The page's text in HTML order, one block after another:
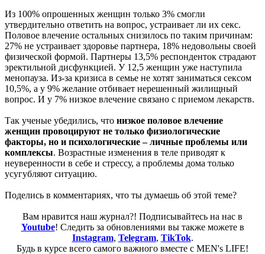
Из 100% опрошенных женщин только 3% смогли
утвердительно ответить на вопрос, устраивает ли их секс.
Половое влечение остальных снизилось по таким причинам:
27% не устраивает здоровье партнера, 18% недовольны своей
физической формой. Партнеры 13,5% респонденток страдают
эректильной дисфункцией. У 12,5 женщин уже наступила
менопауза. Из-за кризиса в семье не хотят заниматься сексом
10,5%, а у 9% желание отбивает нерешенный жилищный
вопрос. И у 7% низкое влечение связано с приемом лекарств.
Так ученые убедились, что низкое половое влечение
женщин провоцируют не только физиологические
факторы, но и психологические – личные проблемы или
комплексы. Возрастные изменения в теле приводят к
неуверенности в себе и стрессу, а проблемы дома только
усугубляют ситуацию.
Поделись в комментариях, что ты думаешь об этой теме?
Вам нравится наш журнал?! Подписывайтесь на нас в
Youtube! Следить за обновлениями вы также можете в
Instagram, Telegram, TikTok.
Будь в курсе всего самого важного вместе с MEN's LIFE!